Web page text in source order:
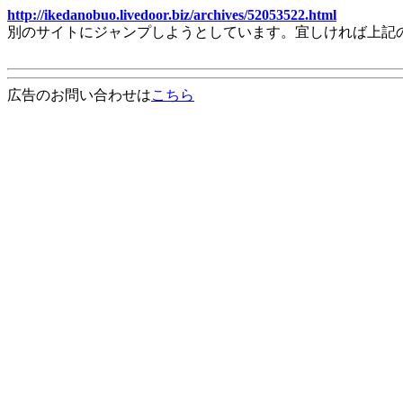
http://ikedanobuo.livedoor.biz/archives/52053522.html
別のサイトにジャンプしようとしています。宜しければ上
広告のお問い合わせはこちら